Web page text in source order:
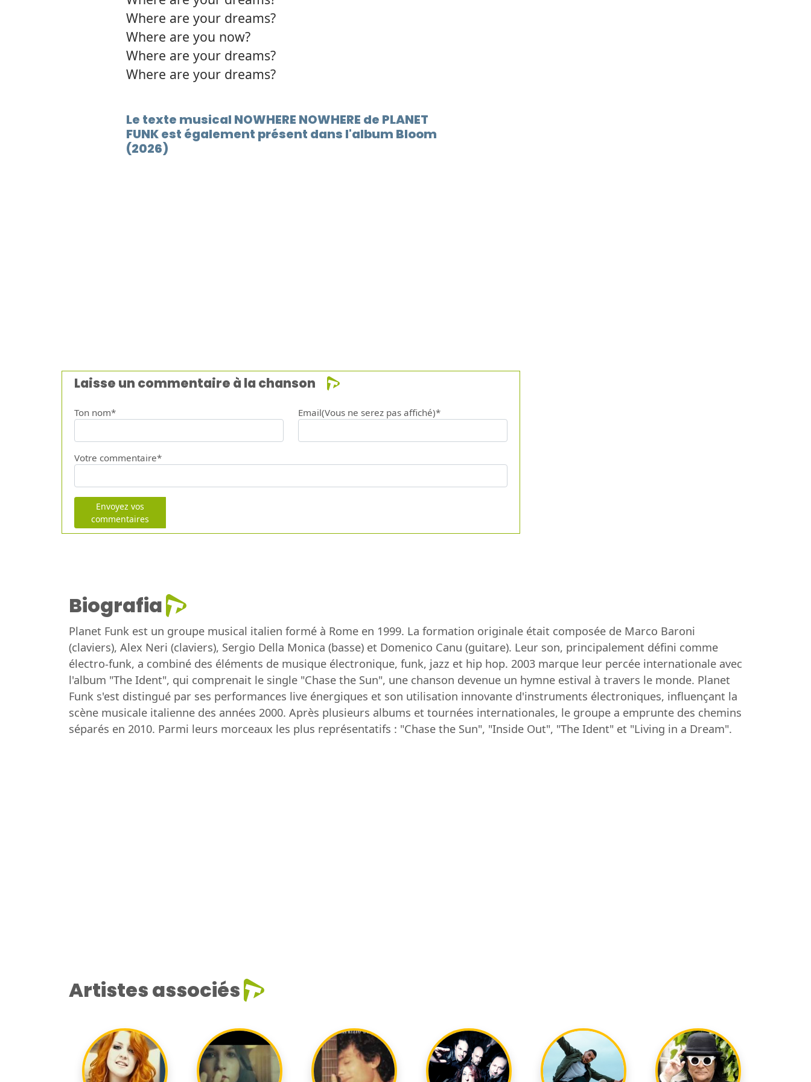
Where are your dreams?
Where are you now?
Where are your dreams?
Where are your dreams?
Le texte musical NOWHERE NOWHERE de PLANET
FUNK est également présent dans l'album Bloom
(2026)
Laisse un commentaire à la chanson
Ton nom* Email(Vous ne serez pas affiché)*
Votre commentaire*
Envoyez vos
commentaires
Biografia
Planet Funk est un groupe musical italien formé à Rome en 1999. La formation originale était composée de Marco Baroni
(claviers), Alex Neri (claviers), Sergio Della Monica (basse) et Domenico Canu (guitare). Leur son, principalement défini comme
électro-funk, a combiné des éléments de musique électronique, funk, jazz et hip hop. 2003 marque leur percée internationale avec
l'album "The Ident", qui comprenait le single "Chase the Sun", une chanson devenue un hymne estival à travers le monde. Planet
Funk s'est distingué par ses performances live énergiques et son utilisation innovante d'instruments électroniques, influençant la
scène musicale italienne des années 2000. Après plusieurs albums et tournées internationales, le groupe a emprunte des chemins
séparés en 2010. Parmi leurs morceaux les plus représentatifs : "Chase the Sun", "Inside Out", "The Ident" et "Living in a Dream".
Artistes associés